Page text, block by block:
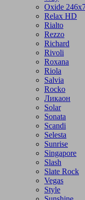
Oxide
Relax HD
Rialto
Rezzo
Richard
Rivoli
Roxana
Riola
Salvia
Rocko
Ликаон
Solar
Sonata
Scandi
Selesta
Sunrise
Singapore
Slash
Slate Rock
Vegas
Style